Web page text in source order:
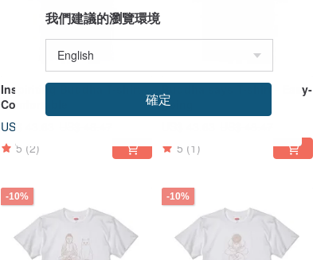
Inspiriting Buddha T-shirt:
Comfortable
US$ 43.63
5 (2)
Buddha says T-shirt - Easy-
going
5 (1)
-10% -10%
我們建議的瀏覽環境
確定